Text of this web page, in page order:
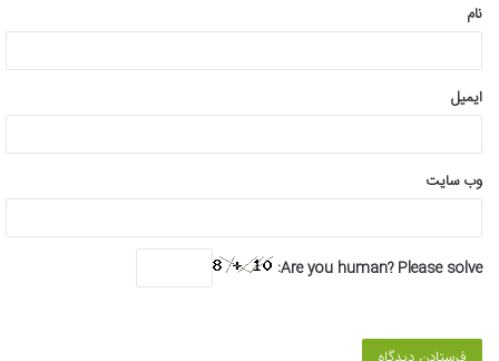
نام
ایمیل
وب‌ سایت
Are you human? Please solve: